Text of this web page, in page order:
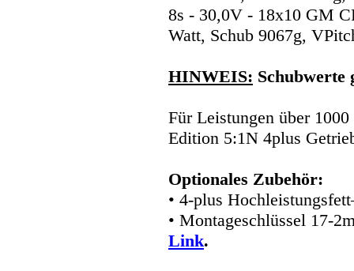
8s - 30,0V - 18x10 GM
Watt, Schub 9067g,
HINWEIS: Schubwerte
Für Leistungen über
Edition 5:1N 4plus
Optionales Zubehör:
• 4-plus
• Montageschlüssel 17-
Link.